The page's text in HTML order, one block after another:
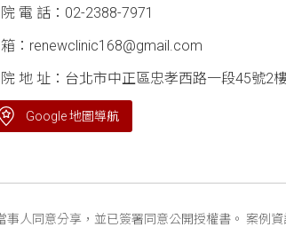
電 話： 02-2388-7971
： renewclinic168@gmail.com
地 址：台北市中正區忠孝西路一段45號2
Google 地圖導航
人同意分享，並已簽署同意公開授權書。 案